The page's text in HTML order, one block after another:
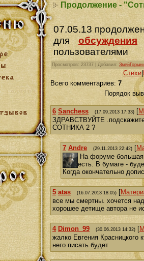
Продолжение -
07.05.13
для обсуждения
пользователями
Просмотров: 23737 | Добавил:
Cтихи
Всего комментариев: 7
Порядок
6 Sanchess (17.09.2013 17:33) [
ЗДРАВСТВУЙТЕ .подскажите
СОТНИКА 2 ?
7 Andre (29.11.2013 22:42) [
На форуме большая
есть. В бумаге -
Когда окончательно
5 atas (16.07.2013 18:05) [
все мы смертны. хочется
хорошее детище автора не
4 Dimon_99 (30.06.2013 14:32) [
жалко Евгения Красницкого
него писать будет